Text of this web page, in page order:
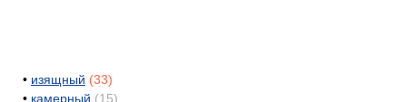
• изящный (33)
• камерный (15)